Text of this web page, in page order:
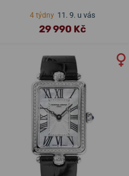
4 týdny 11. 9. u vás
29 990 Kč